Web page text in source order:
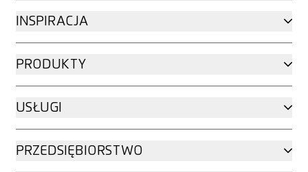
INSPIRACJA
PRODUKTY
USŁUGI
PRZEDSIĘBIORSTWO